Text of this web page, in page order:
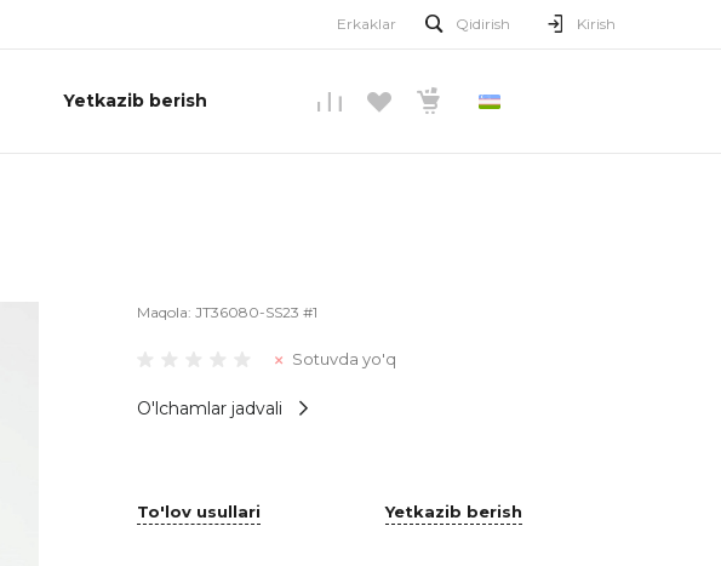
Erkaklar Qidirish Kirish
Yetkazib berish
Maqola: JT36080-SS23 #1
Sotuvda yo'q
O'lchamlar jadvali
To'lov usullari Yetkazib berish